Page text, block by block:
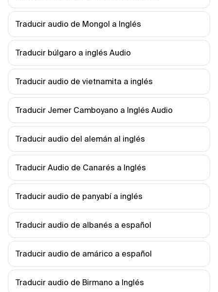
Traducir audio de Mongol a Inglés
Traducir búlgaro a inglés Audio
Traducir audio de vietnamita a inglés
Traducir Jemer Camboyano a Inglés Audio
Traducir audio del alemán al inglés
Traducir Audio de Canarés a Inglés
Traducir audio de panyabí a inglés
Traducir audio de albanés a español
Traducir audio de amárico a español
Traducir audio de Birmano a Inglés